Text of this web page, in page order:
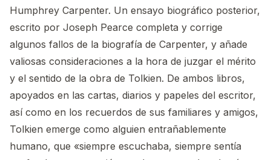
Humphrey Carpenter. Un ensayo biográfico posterior,
escrito por Joseph Pearce completa y corrige
algunos fallos de la biografía de Carpenter, y añade
valiosas consideraciones a la hora de juzgar el mérito
y el sentido de la obra de Tolkien. De ambos libros,
apoyados en las cartas, diarios y papeles del escritor,
así como en los recuerdos de sus familiares y amigos,
Tolkien emerge como alguien entrañablemente
humano, que «siempre escuchaba, siempre sentía